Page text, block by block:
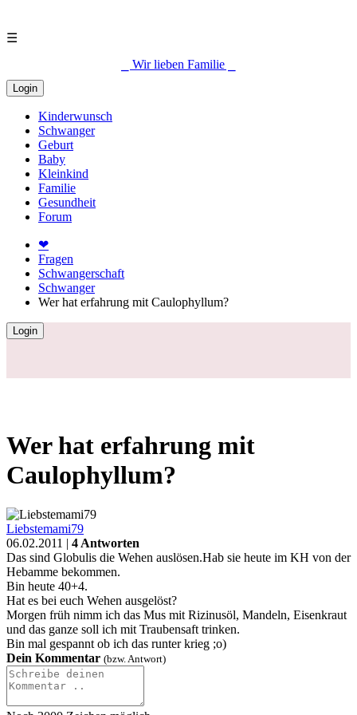
☰
⎯ Wir lieben Familie ⎯
Login
Kinderwunsch
Schwanger
Geburt
Baby
Kleinkind
Familie
Gesundheit
Forum
❤
Fragen
Schwangerschaft
Schwanger
Wer hat erfahrung mit Caulophyllum?
Login
Wer hat erfahrung mit
Caulophyllum?
Liebstemami79
06.02.2011 | 4 Antworten
Das sind Globulis die Wehen auslösen.Hab sie heute im KH von der
Hebamme bekommen.
Bin heute 40+4.
Hat es bei euch Wehen ausgelöst?
Morgen früh nimm ich das Mus mit Rizinusöl, Mandeln, Eisenkraut
und das ganze soll ich mit Traubensaft trinken.
Bin mal gespannt ob ich das runter krieg ;o)
Dein Kommentar (bzw. Antwort)